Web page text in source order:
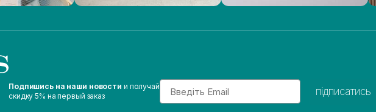
Подпишись на наши новости и получай
скидку 5% на первый заказ
Email
підписатись